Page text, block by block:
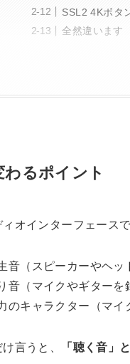
SSL2 4Kボタ
全然違います
わるポイント
ィオインターフェース
音（スピーカーやヘッ
音（マイクやギターを
のキャラクター（マイ
言うと、 「聴く音」